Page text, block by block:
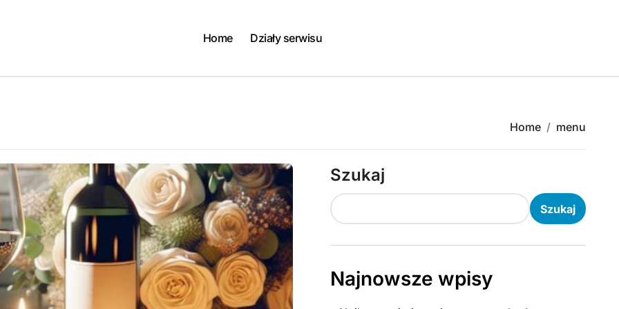
Home Działy serwisu
Home menu
Szukaj
Szukaj
Najnowsze wpisy